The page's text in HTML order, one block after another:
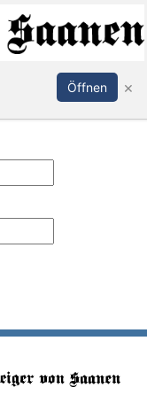
Anmelden
Öffnen ×